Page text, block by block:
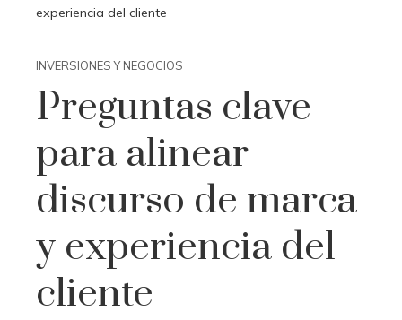
experiencia del cliente
INVERSIONES Y NEGOCIOS
Preguntas clave
para alinear
discurso de marca
y experiencia del
cliente